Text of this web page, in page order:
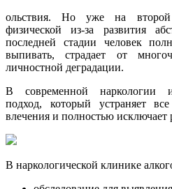
ольствия. Но уже на второй
физической из-за развития
последней стадии человек
выпивать, страдает от
личностной деградации.
В современной наркологии
подход, который устраняет
влечения и полностью исключает
В наркологической клинике